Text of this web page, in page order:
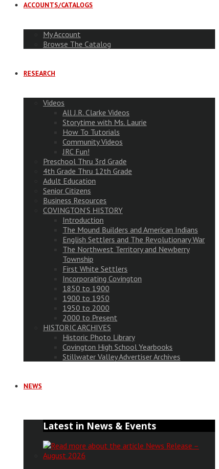
ACCOUNTS/CATALOGS
My Account
Browse The Catalog
RESEARCH
Videos
All J.R. Clarke Videos
Storytime with Ms. Laurie
How To Tutorials
Community Videos
JRC Fun!
Preschool Thru 3rd Grade
4th Grade Thru 12th Grade
Adult Education
Senior Citizens
Business Resources
COVINGTON’S HISTORY
Introduction
The Mound Builders and American Indians
English Settlers and The Revolutionary War
The Northwest Territory and Newberry
Township
First White Settlers
Incorporating Covington
1850 to 1900
1900 to 1950
1950 to 2000
2000 to Present
HISTORIC ARCHIVES
Historic Photo Library
Covington High School Yearbooks
Stillwater Valley Advertiser Archives
NEWS
Latest in News & Events